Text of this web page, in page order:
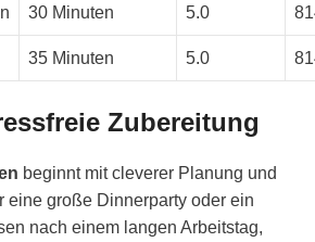
30 Minuten 5.0
35 Minuten 5.0
Zubereitung
beginnt mit cleverer Planung und
eine große Dinnerparty oder ein
nach einem langen Arbeitstag,